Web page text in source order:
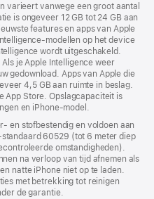
varieert vanwege een groot aantal
is ongeveer 12 GB tot 24 GB aan
features en apps van Apple
modellen op het device
wordt uitgeschakeld.
je Apple Intelligence weer
gedownload. Apps van Apple die
4,5 GB aan ruimte in beslag.
App Store. Opslagcapaciteit is
en iPhone‑model.
en stofbestendig en voldoen aan
60529 (tot 6 meter diep
omstandigheden).
na verloop van tijd afnemen als
natte iPhone niet op te laden.
met betrekking tot reinigen
de garantie.